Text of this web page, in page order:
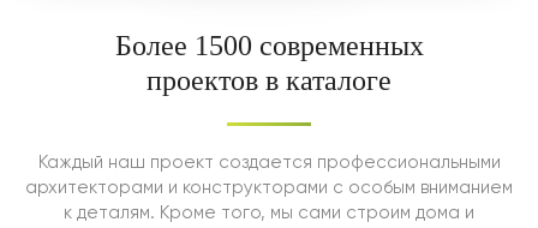
Более 1500 современных
проектов в каталоге
Каждый наш проект создается профессиональными
архитекторами и конструкторами с особым вниманием
к деталям. Кроме того, мы сами строим дома и